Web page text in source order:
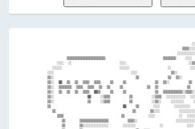
▒▒▒▒▒▒▒▒▒▒▒▒▒▒▒▒▒▒▒▒▒▒▒▒
░░░░  ░░                    ░░░░
░░░░░░                        ░░░░░░
░░░░                                ░░░░
▒▒░░                                  ▒▒
▒▒░░  ▓▓  ▒▒  ▒▒  ▒▒▒▒  ▒▒▒▒    ▒▒    ▒▒
▒▒░░  ▒▒▒▒▒▒▒▒  ▒▒▒▒  ▒▒▒▒  ▒▒  ▒▒    ▒▒
▒▒░░  ▒▒  ▒▒  ▒▒  ▒▒▒▒  ▓▓▒▒    ▒▒    ▒▒
▒▒░░              ▓▓    ░░▒▒▒▒        ▒▒        ░░▒▒▒▒
▒▒░░              ▒▒    ░░▒▒▒▒        ▒▒        ░░▒▒░░
▒▒                              ▓▓    ▒▒      ░░░░
▒▒                                ▒▒      ▒▒░░░░
▒▒▒▒                        ▒▒          ░░░░          ░░
▒▒      ▒▒▒▒▒▒▒▒▒▒▒▒▒▒▒▒▒▒        ▒▒▒▒░░
▒▒      ▒▒░░░░░░░░░░░░░░░░      ░░░░░░░░          ░░          ░░░░